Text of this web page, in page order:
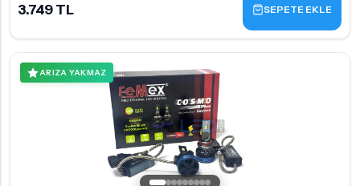
3.749 TL SEPETE EKLE
ARIZA YAKMAZ